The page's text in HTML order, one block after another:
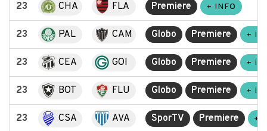
23 CHA FLA Premiere + INFO
23 PAL CAM Globo Premiere +
23 CEA GOI Globo Premiere +
23 BOT FLU Globo Premiere +
23 CSA AVA SporTV Premiere +